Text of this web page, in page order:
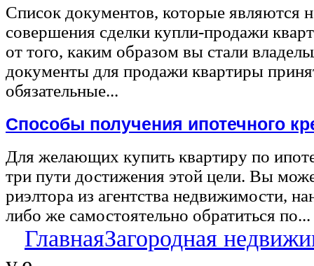
Список документов, которые являются
совершения сделки купли-продажи
от того, каким образом вы стали
документы для продажи квартиры
обязательные...
Способы получения ипотечного
Для желающих купить квартиру по
три пути достижения этой цели. Вы
риэлтора из агентства недвижимости,
либо же самостоятельно обратиться по...
ГлавнаяЗагородная